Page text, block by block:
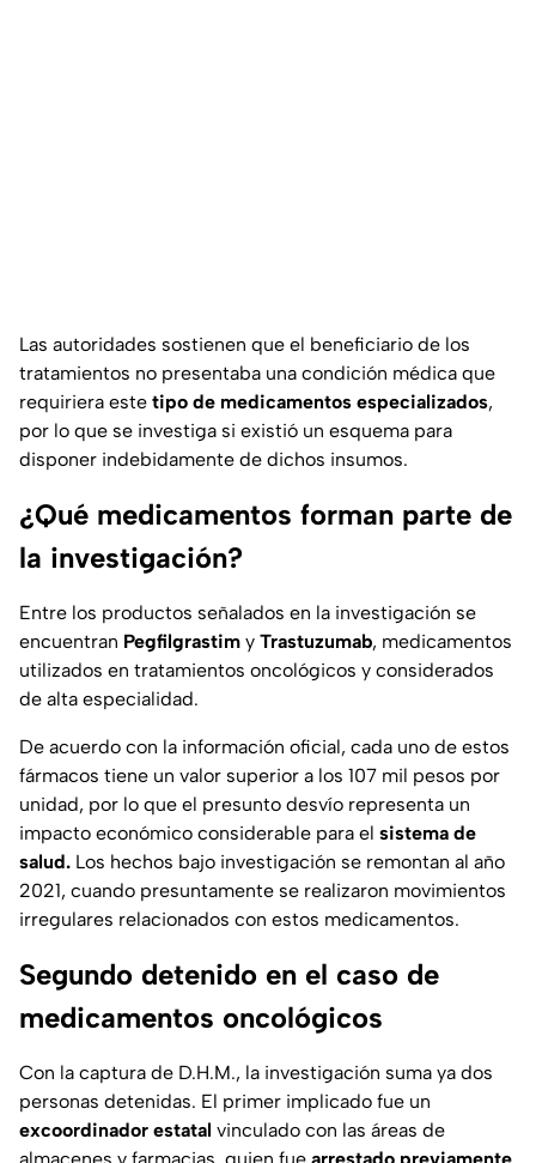
Las autoridades sostienen que el beneficiario de los
tratamientos no presentaba una condición médica que
requiriera este tipo de medicamentos especializados,
por lo que se investiga si existió un esquema para
disponer indebidamente de dichos insumos.
¿Qué medicamentos forman parte de
la investigación?
Entre los productos señalados en la investigación se
encuentran Pegfilgrastim y Trastuzumab, medicamentos
utilizados en tratamientos oncológicos y considerados
de alta especialidad.
De acuerdo con la información oficial, cada uno de estos
fármacos tiene un valor superior a los 107 mil pesos por
unidad, por lo que el presunto desvío representa un
impacto económico considerable para el sistema de
salud. Los hechos bajo investigación se remontan al año
2021, cuando presuntamente se realizaron movimientos
irregulares relacionados con estos medicamentos.
Segundo detenido en el caso de
medicamentos oncológicos
Con la captura de D.H.M., la investigación suma ya dos
personas detenidas. El primer implicado fue un
excoordinador estatal vinculado con las áreas de